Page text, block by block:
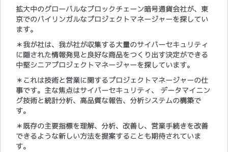
拡大中のグローバルなブロックチェーン暗号通貨会社が、東
京でのバイリンガルなプロジェクトマネージャーを探してい
ます。
＊我が社は、我が社が収集する大量のサイバーセキュリティ
に隠された情報発見と良好な商品をつくり出す決定ができる
中堅シニアプロジェクトマネージャーを探しています。
＊これは技術と営業に関するプロジェクトマネージャーの仕
事です。主な焦点はサイバーセキュリティ、 データマイニン
グ技術と統計分析、高品質な報告、分析システムの構築で
す。
＊既存の主要指標を理解、分析、改善し、営業手続きを改善
できるような新しい方法を提案することも期待されていま
す。